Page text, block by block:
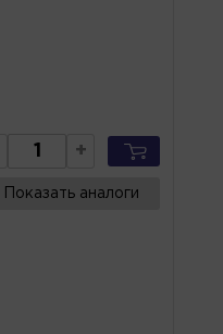
+
Показать аналоги